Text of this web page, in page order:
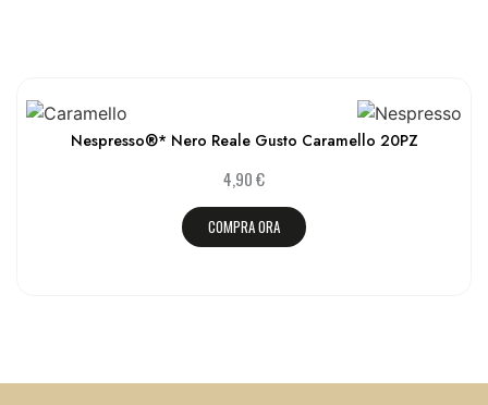
Nespresso®* Nero Reale Gusto Caramello 20PZ
4,90€
COMPRA ORA